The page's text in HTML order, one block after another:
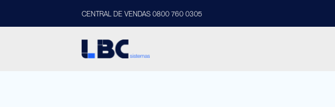
CENTRAL DE VENDAS 0800 760 0305